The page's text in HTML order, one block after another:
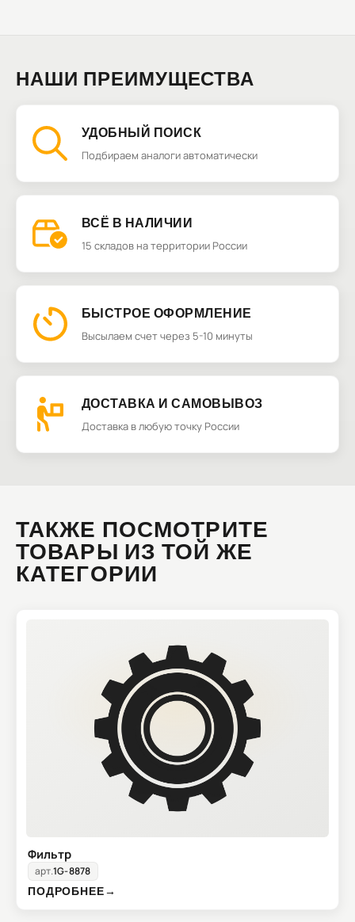
НАШИ ПРЕИМУЩЕСТВА
УДОБНЫЙ ПОИСК
Подбираем аналоги автоматически
ВСЁ В НАЛИЧИИ
15 складов на территории России
БЫСТРОЕ ОФОРМЛЕНИЕ
Высылаем счет через 5-10 минуты
ДОСТАВКА И САМОВЫВОЗ
Доставка в любую точку России
ТАКЖЕ ПОСМОТРИТЕ
ТОВАРЫ ИЗ ТОЙ ЖЕ
КАТЕГОРИИ
Фильтр
арт.1G-8878
ПОДРОБНЕЕ→